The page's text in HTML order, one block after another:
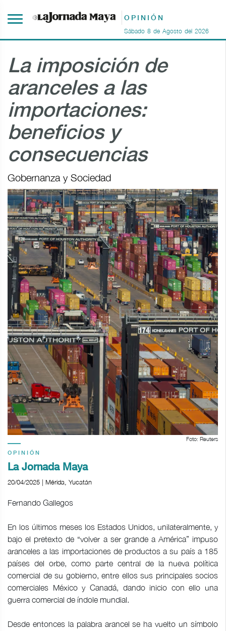
OPINIÓN
Sábado 8 de Agosto del 2026
La imposición de
aranceles a las
importaciones:
beneficios y
consecuencias
Gobernanza y Sociedad
Foto: Reuters
OPINIÓN
La Jornada Maya
20/04/2025 | Mérida, Yucatán
Fernando Gallegos
En los últimos meses los Estados Unidos, unilateralmente, y
bajo el pretexto de “volver a ser grande a América” impuso
aranceles a las importaciones de productos a su país a 185
países del orbe, como parte central de la nueva política
comercial de su gobierno, entre ellos sus principales socios
comerciales México y Canadá, dando inicio con ello una
guerra comercial de índole mundial.
Desde entonces la palabra arancel se ha vuelto un símbolo